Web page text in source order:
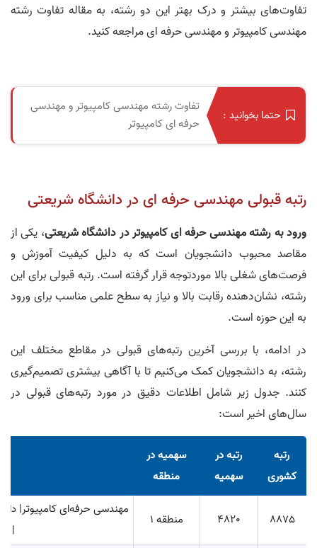
تفاوت‌های بیشتر و درک بهتر این دو رشته، به مقاله تفاوت رشته
مهندسی کامپیوتر و مهندسی حرفه ای مراجعه کنید.
حتما بخوانید :
تفاوت رشته مهندسی کامپیوتر و مهندسی
حرفه‌ ای کامپیوتر
رتبه قبولی مهندسی حرفه ای در دانشگاه شریعتی
ورود به رشته مهندسی حرفه ای کامپیوتر در دانشگاه شریعتی، یکی از
مقاصد محبوب دانشجویان است که به دلیل کیفیت آموزش و
فرصت‌های شغلی بالا موردتوجه قرار گرفته است. رتبه قبولی برای این
رشته، نشان‌دهنده رقابت بالا و نیاز به سطح علمی مناسب برای ورود
به این حوزه است.
در ادامه، با بررسی آخرین رتبه‌های قبولی در مقاطع مختلف این
رشته، به دانشجویان کمک می‌کنیم تا با آگاهی بیشتری تصمیم‌گیری
کنند. جدول زیر شامل اطلاعات دقیق در مورد رتبه‌های قبولی در
سال‌های اخیر است:
رتبه
کشوری
رتبه در
سهمیه
سهمیه در
منطقه
8875
4820 منطقه 1
مهندسی حرفه‌ای کامپيوتر|
|